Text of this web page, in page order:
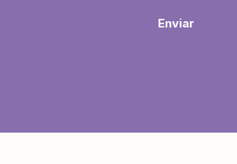
Enviar